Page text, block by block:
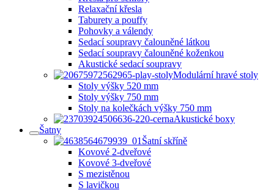
Relaxační křesla
Taburety a pouffy
Pohovky a válendy
Sedací soupravy čalouněné látkou
Sedací soupravy čalouněné koženkou
Akustické sedací soupravy
Modulární hravé stoly
Stoly výšky 520 mm
Stoly výšky 750 mm
Stoly na kolečkách výšky 750 mm
Akustické boxy
Šatny
Šatní skříně
Kovové 2-dveřové
Kovové 3-dveřové
S mezistěnou
S lavičkou